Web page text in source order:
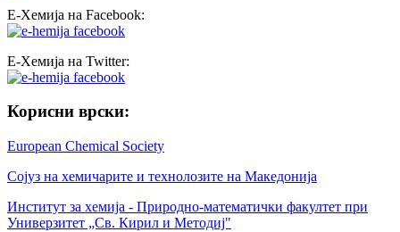
Е-Хемија на Facebook:
Е-Хемија на Twitter:
Корисни врски:
European Chemical Society
Сојуз на хемичарите и технолозите на Македонија
Институт за хемија - Природно-математички факултет при
Универзитет „Св. Кирил и Методиј"